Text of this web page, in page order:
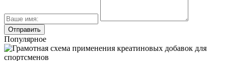
Популярное